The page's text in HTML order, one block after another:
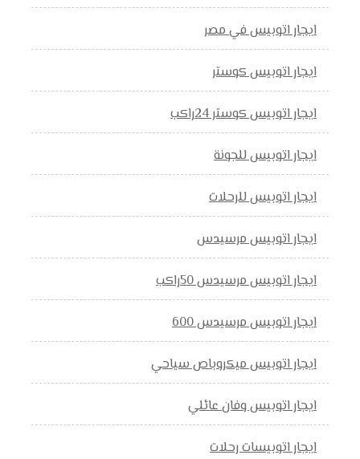
ايجار اتوبيس في مصر
ايجار اتوبيس كوستر
ايجار اتوبيس كوستر 24راكب
ايجار اتوبيس للجونة
ايجار اتوبيس للرحلات
ايجار اتوبيس مرسيدس
ايجار اتوبيس مرسيدس 50راكب
ايجار اتوبيس مرسيدس 600
ايجار اتوبيس ميكروباص سياحي
ايجار اتوبيس وفان عائلي
ايجار اتوبيسات رحلات